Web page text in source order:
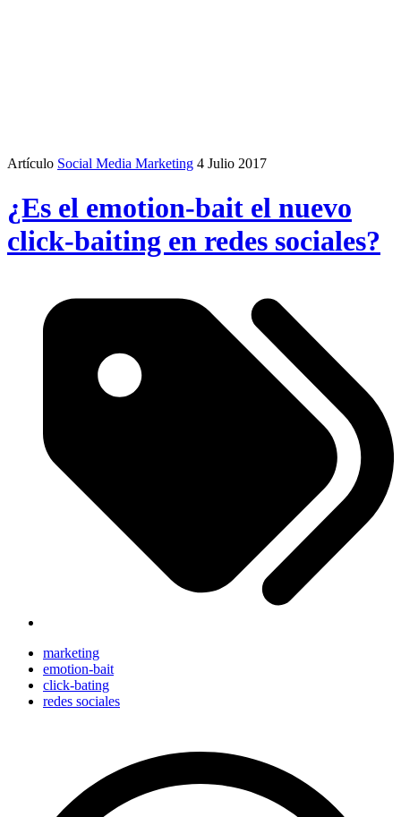
Artículo Social Media Marketing 4 Julio 2017
¿Es el emotion-bait el nuevo
click-baiting en redes sociales?
marketing
emotion-bait
click-bating
redes sociales